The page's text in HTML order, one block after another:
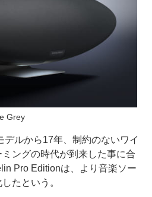
Grey
デルから17年、制約のないワイ
ングの時代が到来した事に合
Pro Editionは、より音楽ソー
たという。